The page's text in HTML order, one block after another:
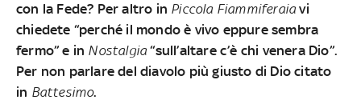
con la Fede? Per altro in Piccola Fiammiferaiavi
chiedete “perché il mondo è vivo eppure sembra
fermo” e in Nostalgia“sull’altare c’è chi venera Dio”.
Per non parlare del diavolo più giusto di Dio citato
in Battesimo.